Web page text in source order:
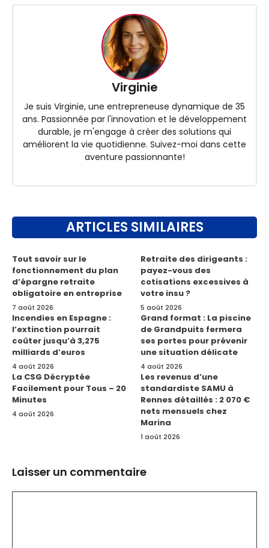
Virginie
Je suis Virginie, une entrepreneuse dynamique de 35
ans. Passionnée par l'innovation et le développement
durable, je m'engage à créer des solutions qui
améliorent la vie quotidienne. Suivez-moi dans cette
aventure passionnante!
ARTICLES SIMILAIRES
Tout savoir sur le
fonctionnement du plan
d’épargne retraite
obligatoire en entreprise
7 août 2026
Retraite des dirigeants :
payez-vous des
cotisations excessives à
votre insu ?
5 août 2026
Incendies en Espagne :
l’extinction pourrait
coûter jusqu’à 3,275
milliards d’euros
4 août 2026
Grand format : La piscine
de Grandpuits fermera
ses portes pour prévenir
une situation délicate
4 août 2026
La CSG Décryptée
Facilement pour Tous – 20
Minutes
4 août 2026
Les revenus d’une
standardiste SAMU à
Rennes détaillés : 2 070 €
nets mensuels chez
Marina
1 août 2026
Laisser un commentaire